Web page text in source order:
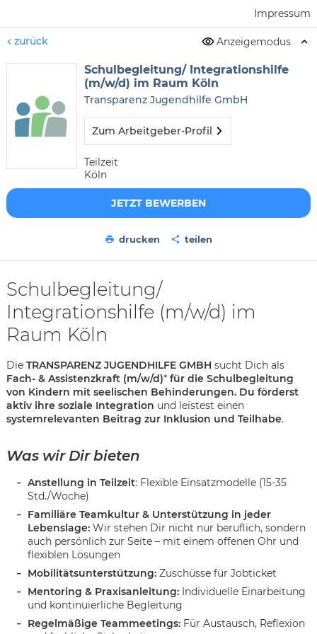
Impressum
zurück Anzeigemodus
Schulbegleitung/ Integrationshilfe
(m/w/d) im Raum Köln
Transparenz Jugendhilfe GmbH
Zum Arbeitgeber-Profil
Teilzeit
Köln
JETZT BEWERBEN
drucken teilen
Schulbegleitung/
Integrationshilfe (m/w/d) im
Raum Köln
Die TRANSPARENZ JUGENDHILFE GMBH sucht Dich als
Fach- & Assistenzkraft (m/w/d)* für die Schulbegleitung
von Kindern mit seelischen Behinderungen. Du förderst
aktiv ihre soziale Integration und leistest einen
systemrelevanten Beitrag zur Inklusion und Teilhabe.
Was wir Dir bieten
Anstellung in Teilzeit: Flexible Einsatzmodelle (15-35
Std./Woche)
Familiäre Teamkultur & Unterstützung in jeder
Lebenslage:Wir stehen Dir nicht nur beruflich, sondern
auch persönlich zur Seite – mit einem offenen Ohr und
flexiblen Lösungen
Mobilitätsunterstützung:Zuschüsse für Jobticket
Mentoring & Praxisanleitung:Individuelle Einarbeitung
und kontinuierliche Begleitung
Regelmäßige Teammeetings:Für Austausch, Reflexion
Karte anzeigen